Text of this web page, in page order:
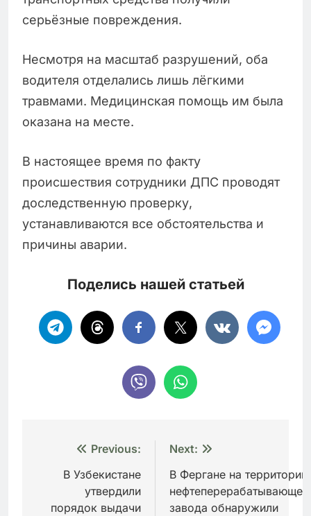
серьёзные повреждения.
Несмотря на масштаб разрушений, оба
водителя отделались лишь лёгкими
травмами. Медицинская помощь им была
оказана на месте.
В настоящее время по факту
происшествия сотрудники ДПС проводят
доследственную проверку,
устанавливаются все обстоятельства и
причины аварии.
Поделись нашей статьей
Навигация
записям
Previous:
В Узбекистане
утвердили
порядок выдачи
Next:
В Фергане на территории
завода обнаружили